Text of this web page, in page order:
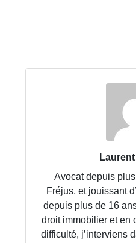
Avocat depuis
Fréjus, et jouissant
depuis plus de 16
droit immobilier et en
difficulté, j’interviens